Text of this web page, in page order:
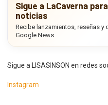
Sigue a LaCaverna
noticias
Recibe lanzamientos, reseñas y
Google News.
Sigue a LISASINSON en redes
Instagram